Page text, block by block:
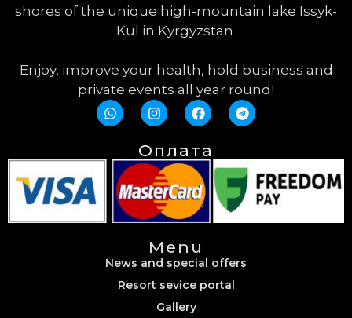
shores of the unique high-mountain lake Issyk-
Kul in Kyrgyzstan
Enjoy, improve your health, hold business and
private events all year round!
Оплата
Menu
News and special offers
Resort sevice portal
Gallery